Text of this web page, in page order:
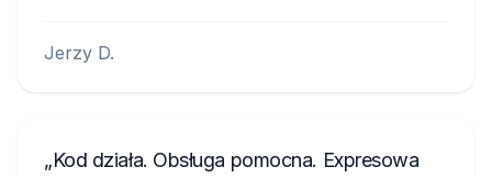
Jerzy D.
Kod działa. Obsługa pomocna. Expresowa